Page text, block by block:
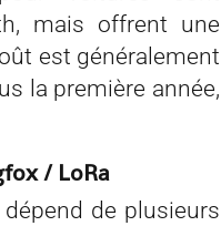
mais offrent une
est généralement
la première année,
/ LoRa
dépend de plusieurs